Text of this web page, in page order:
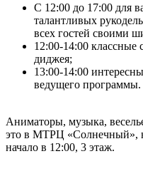
С 12:00 до 17:00 для
талантливых
всех гостей своими
12:00-14:00 классные
диджея;
13:00-14:00
ведущего программы.
Аниматоры, музыка,
это в МТРЦ «Солнечный»,
начало в 12:00, 3 этаж.